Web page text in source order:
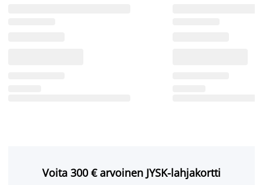
Voita 300 € arvoinen JYSK-lahjakortti